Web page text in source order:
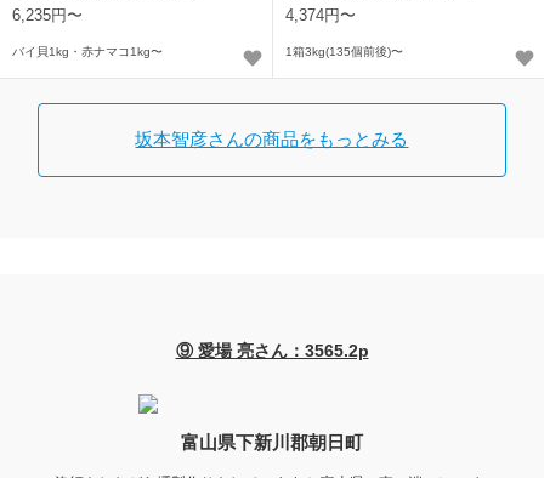
6,235円〜
バイ貝1kg・赤ナマコ1kg〜
4,374円〜
1箱3kg(135個前後)〜
坂本智彦さんの商品をもっとみる
⑨ 愛場 亮さん：3565.2p
富山県下新川郡朝日町